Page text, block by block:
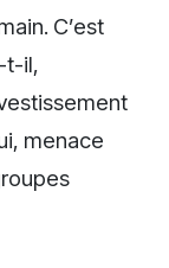
C’est
t-il,
menace